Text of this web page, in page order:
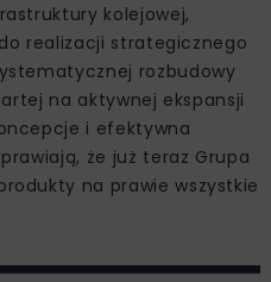
kolejowej,
realizacji strategicznego
rozbudowy
na aktywnej ekspansji
i efektywna
że już teraz Grupa
na prawie wszystkie